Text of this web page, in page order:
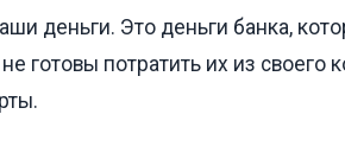
деньги. Это деньги банка,
готовы потратить их из своего